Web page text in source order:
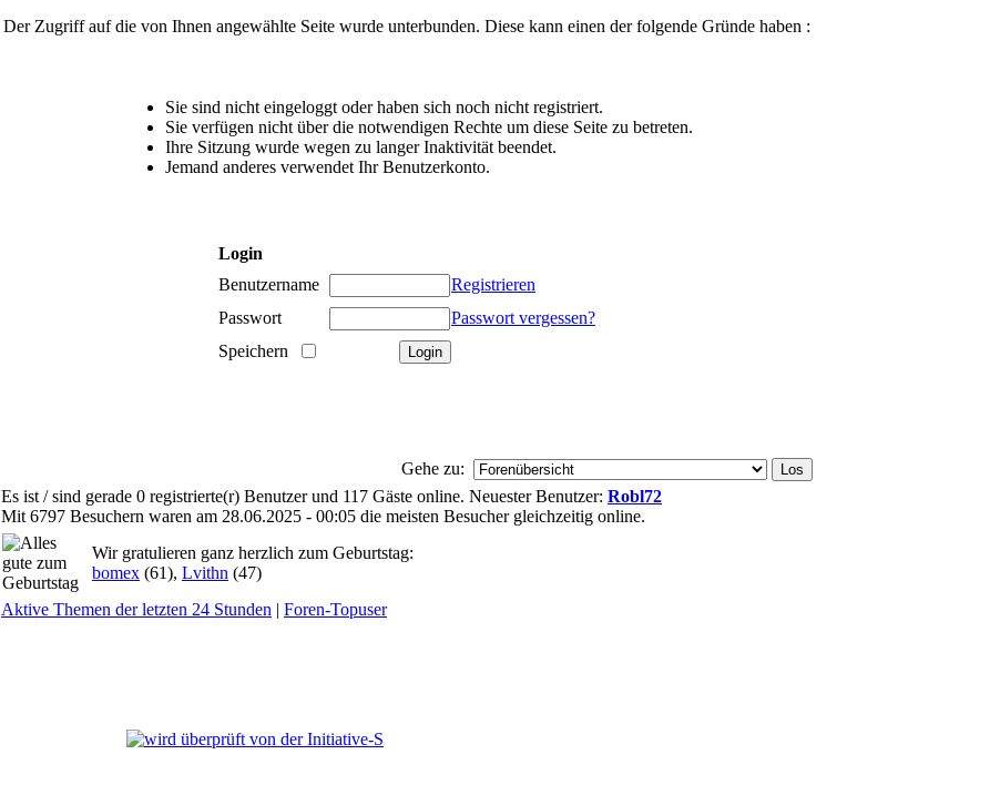
Der Zugriff auf die von Ihnen angewählte Seite wurde unterbunden. Diese kann einen der folgende Gründe haben :
Sie sind nicht eingeloggt oder haben sich noch nicht registriert.
Sie verfügen nicht über die notwendigen Rechte um diese Seite zu betreten.
Ihre Sitzung wurde wegen zu langer Inaktivität beendet.
Jemand anderes verwendet Ihr Benutzerkonto.
Login
Benutzername
Registrieren
Passwort
Passwort vergessen?
Speichern
Gehe zu:
Es ist / sind gerade 0 registrierte(r) Benutzer und 117 Gäste online. Neuester Benutzer: Robl72
Mit 6797 Besuchern waren am 28.06.2025 - 00:05 die meisten Besucher gleichzeitig online.
Wir gratulieren ganz herzlich zum Geburtstag:
bomex (61), Lvithn (47)
Aktive Themen der letzten 24 Stunden | Foren-Topuser